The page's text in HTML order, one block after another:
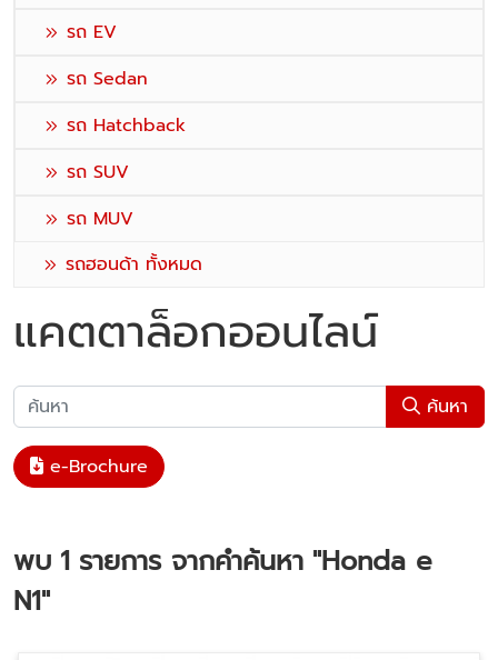
รถ EV
รถ Sedan
รถ Hatchback
รถ SUV
รถ MUV
รถฮอนด้า ทั้งหมด
แคตตาล็อกออนไลน์
ค้นหา
e-Brochure
พบ 1 รายการ จากคำค้นหา "Honda e
N1"